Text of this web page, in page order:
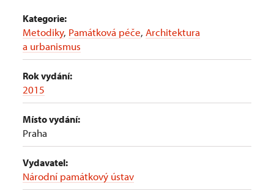
Kategorie:
Metodiky, Památková péče, Architektura
a urbanismus
Rok vydání:
2015
Místo vydání:
Praha
Vydavatel:
Národní památkový ústav